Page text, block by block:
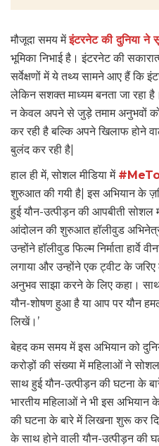
मौजूदा समय मेंइंटरनेट की दुनिया ने
भूमिका निभाई है। इंटरनेट की
सर्वेक्षणों में ये तथ्य सामने आए हैं कि
लेकिन सशक्त माध्यम बनता जा रहा
न केवल अपने से जुड़े तमाम अनुभवों को
कर रही है बल्कि अपने खिलाफ होने
बुलंद कर रही है|
हाल ही में, सोशल मीडिया में
शुरुआत की गयी है| इस अभियान के
हुई यौन-उत्पीड़न की आपबीती सोशल
आंदोलन की शुरुआत हॉलीवुड
उन्होंने हॉलीवुड फिल्म निर्माता
लगाया और उन्होंने एक ट्वीट के
अनुभव साझा करने के लिए कहा।
यौन-शोषण हुआ है या आप पर यौन
लिखें।’
बेहद कम समय में इस अभियान को
करोड़ों की संख्या में महिलाओं ने
साथ हुई यौन-उत्पीड़न की घटना के
भारतीय महिलाओं ने भी इस अभियान
की घटना के बारे में लिखना शुरू कर
के साथ होने वाली यौन-उत्पीड़न की